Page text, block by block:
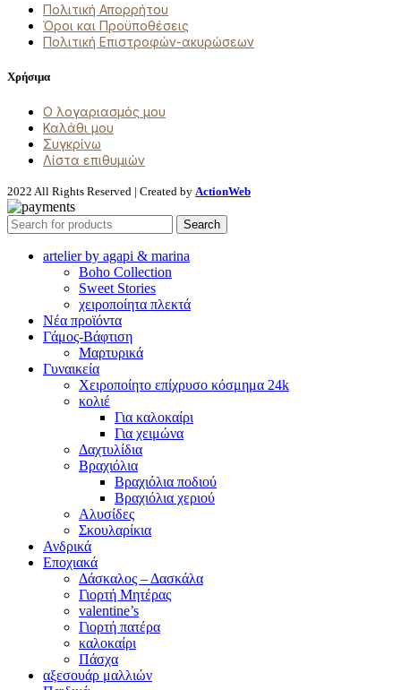
Πολιτική Απορρήτου
Όροι και Προϋποθέσεις
Πολιτική Επιστροφών-ακυρώσεων
Χρήσιμα
Ο λογαριασμός μου
Καλάθι μου
Συγκρίνω
Λίστα επιθυμιών
2022 All Rights Reserved | Created by ActionWeb
Search
artelier by agapi & marina
Boho Collection
Sweet Stories
χειροποίητα πλεκτά
Νέα προϊόντα
Γάμος-Βάφτιση
Μαρτυρικά
Γυναικεία
Χειροποίητο επίχρυσο κόσμημα 24k
κολιέ
Για καλοκαίρι
Για χειμώνα
Δαχτυλίδια
Βραχιόλια
Βραχιόλια ποδιού
Βραχιόλια χεριού
Αλυσίδες
Σκουλαρίκια
Ανδρικά
Εποχιακά
Δάσκαλος – Δασκάλα
Γιορτή Μητέρας
valentine’s
Γιορτή πατέρα
καλοκαίρι
Πάσχα
αξεσουάρ μαλλιών